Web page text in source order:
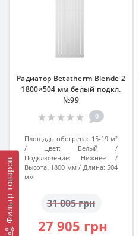
Фильтр товаров
Радиатор Betatherm Blende 2
1800×504 мм белый подкл.
№99
0
Площадь обогрева: 15-19 м²
Цвет:
Белый
Подключение:
Нижнее
Высота: 1800 мм Длина: 504
мм
31 005 грн
27 905 грн